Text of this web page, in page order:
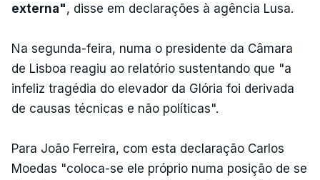
externa", disse em declarações à agência Lusa.
Na segunda-feira, numa o presidente da Câmara
de Lisboa reagiu ao relatório sustentando que "a
infeliz tragédia do elevador da Glória foi derivada
de causas técnicas e não políticas".
Para João Ferreira, com esta declaração Carlos
Moedas "coloca-se ele próprio numa posição de se